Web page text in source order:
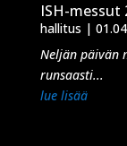
ISH-messut
hallitus |
Neljän päivän
runsaasti...
lue lisää